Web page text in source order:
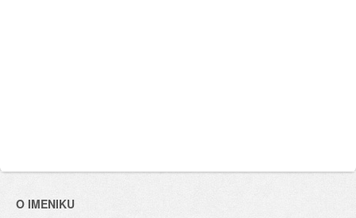
O IMENIKU